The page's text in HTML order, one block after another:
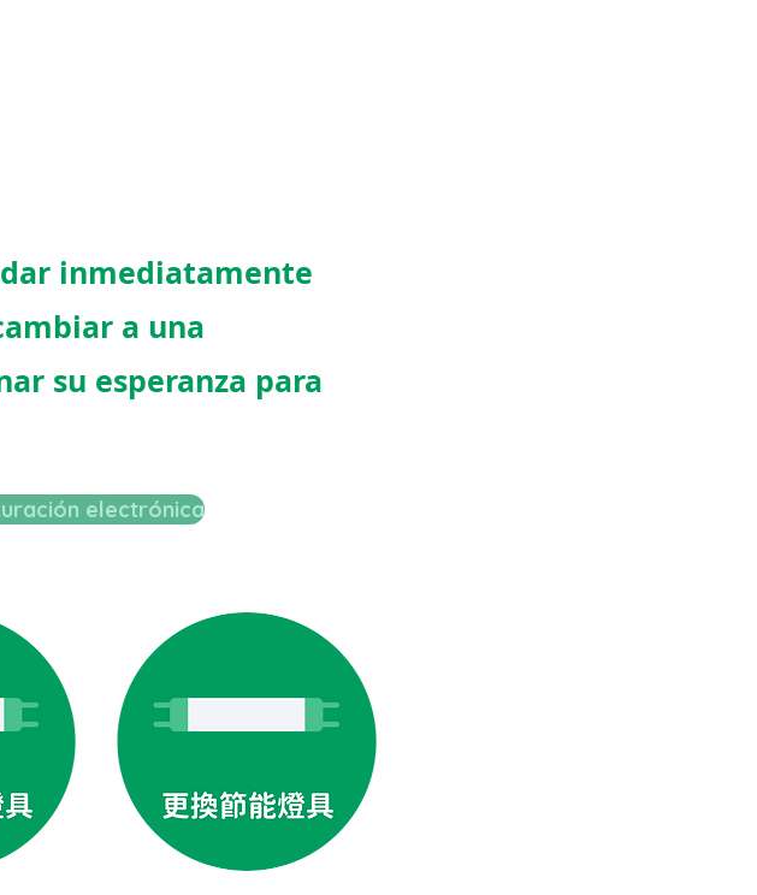
inmediatamente
a una
su esperanza para
electrónica